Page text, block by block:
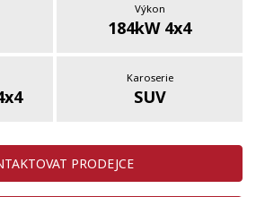
Výkon
184kW 4x4
Karoserie
SUV
PRODEJCE